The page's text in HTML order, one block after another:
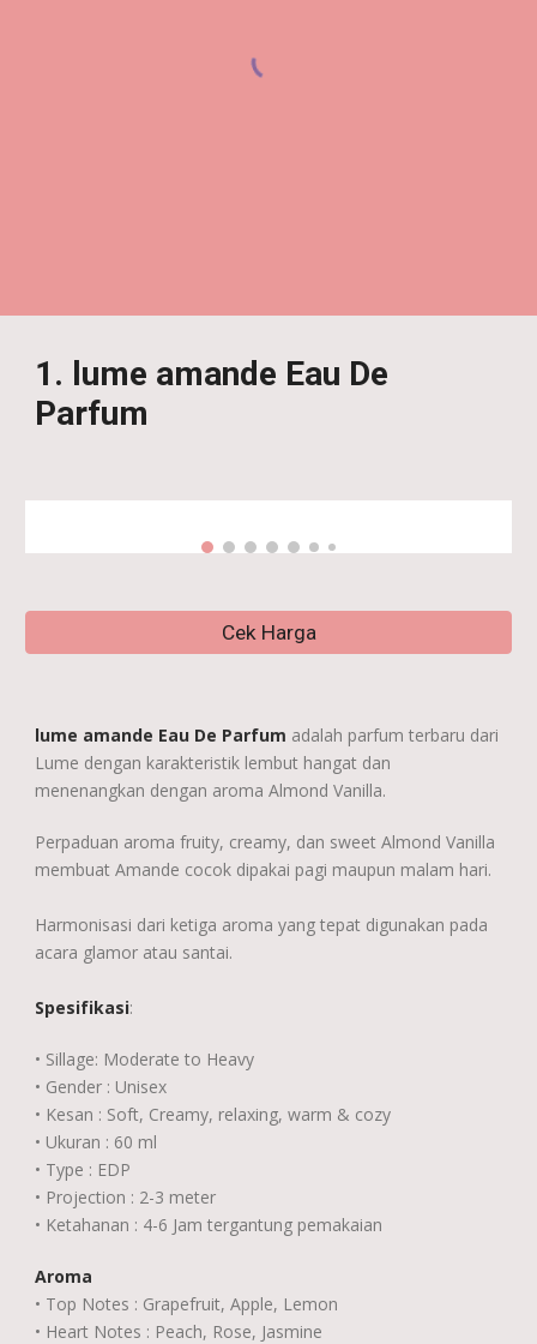
1. lume amande Eau De
Parfum
Cek Harga
lume amande Eau De Parfum adalah parfum terbaru dari
Lume dengan karakteristik lembut hangat dan
menenangkan dengan aroma Almond Vanilla.
Perpaduan aroma fruity, creamy, dan sweet Almond Vanilla
membuat Amande cocok dipakai pagi maupun malam hari.
Harmonisasi dari ketiga aroma yang tepat digunakan pada
acara glamor atau santai.
Spesifikasi:
• Sillage: Moderate to Heavy
• Gender : Unisex
• Kesan : Soft, Creamy, relaxing, warm & cozy
• Ukuran : 60 ml
• Type : EDP
• Projection : 2-3 meter
• Ketahanan : 4-6 Jam tergantung pemakaian
Aroma
• Top Notes : Grapefruit, Apple, Lemon
• Heart Notes : Peach, Rose, Jasmine